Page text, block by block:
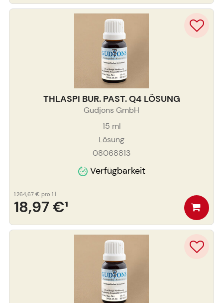
THLASPI BUR. PAST. Q4 LÖSUNG
Gudjons GmbH
15 ml
Lösung
08068813
Verfügbarkeit
18,97 €¹
1.264,67 € pro 1 l